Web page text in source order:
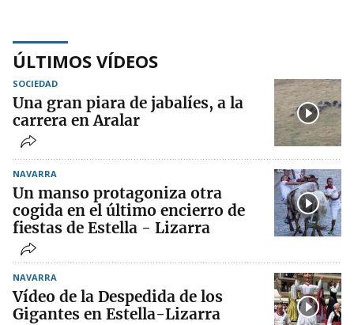
ÚLTIMOS VÍDEOS
SOCIEDAD
Una gran piara de jabalíes, a la
carrera en Aralar
NAVARRA
Un manso protagoniza otra
cogida en el último encierro de
fiestas de Estella - Lizarra
NAVARRA
Vídeo de la Despedida de los
Gigantes en Estella-Lizarra